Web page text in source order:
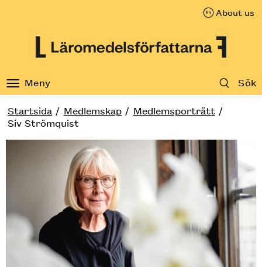
About us
Meny Sök
Startsida Medlemskap
Medlemsporträtt
Siv Strömquist